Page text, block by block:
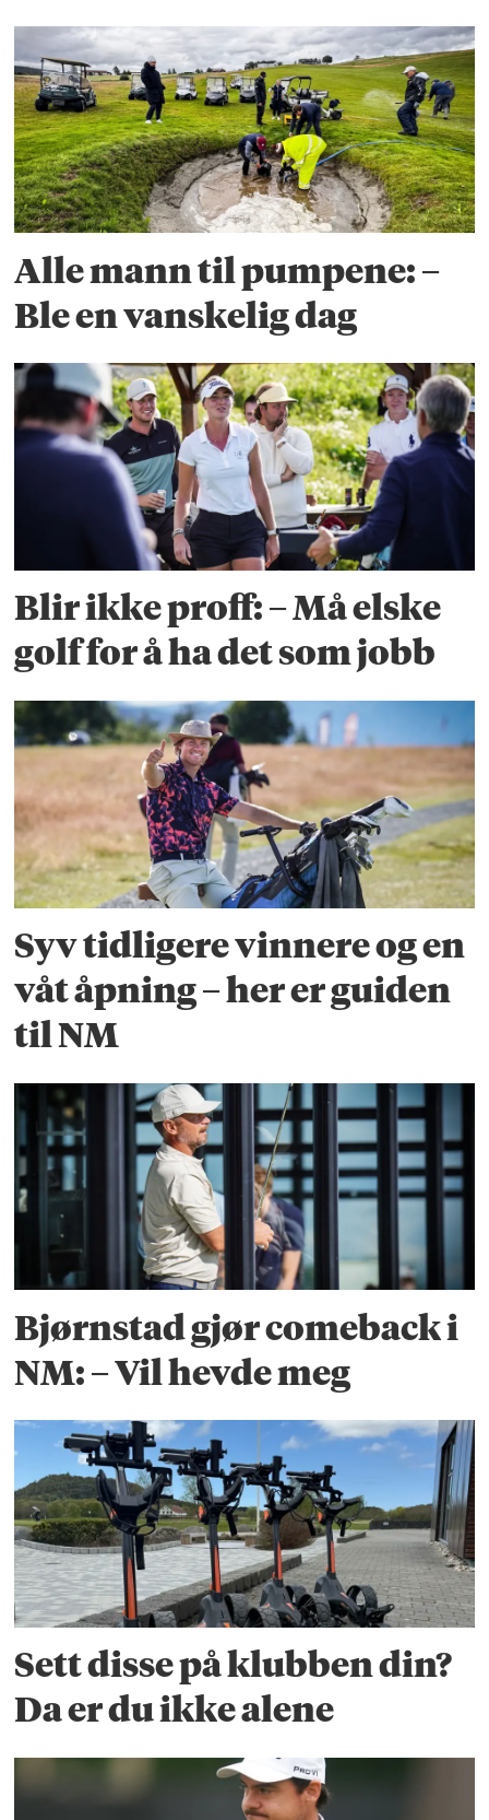
Alle mann til pumpene: –
Ble en vanskelig dag
Blir ikke proff: – Må elske
golf for å ha det som jobb
Syv tidligere vinnere og en
våt åpning – her er guiden
til NM
Bjørnstad gjør comeback i
NM: – Vil hevde meg
Sett disse på klubben din?
Da er du ikke alene